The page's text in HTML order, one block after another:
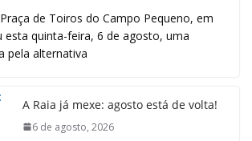
de Toiros do Campo Pequeno, em
esta quinta-feira, 6 de agosto, uma
pela alternativa
A Raia já mexe: agosto está de volta!
6 de agosto, 2026